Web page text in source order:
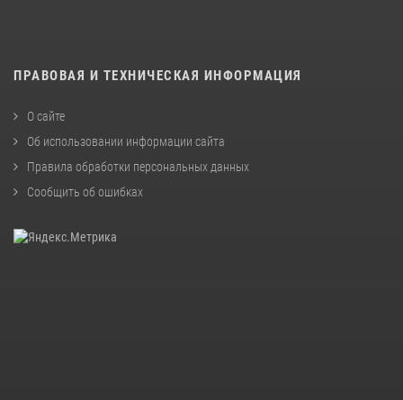
ПРАВОВАЯ И ТЕХНИЧЕСКАЯ ИНФОРМАЦИЯ
О сайте
Об использовании информации сайта
Правила обработки персональных данных
Сообщить об ошибках